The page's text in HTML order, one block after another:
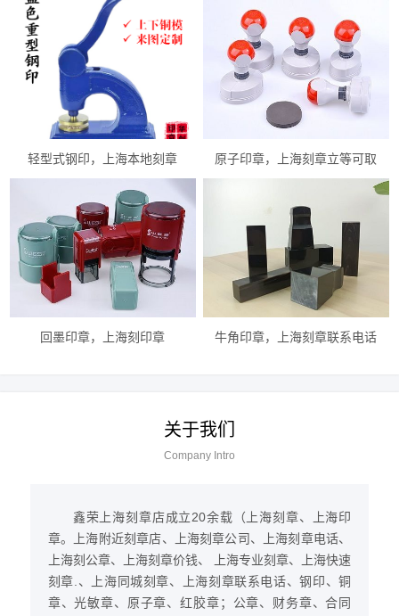
轻型式钢印，上海本地刻章 原子印章，上海刻章立等可取
回墨印章，上海刻印章 牛角印章，上海刻章联系电话
关于我们
Company Intro
鑫荣上海刻章店成立20余载（上海刻章、上海印
章。上海附近刻章店、上海刻章公司、上海刻章电话、
上海刻公章、上海刻章价钱、 上海专业刻章、上海快速
刻章.、上海同城刻章、上海刻章联系电话、钢印、铜
章、光敏章、原子章、红胶章；公章、财务章、合同